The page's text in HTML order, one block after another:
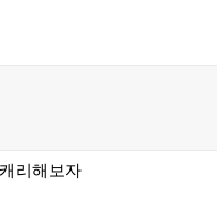
리해보자